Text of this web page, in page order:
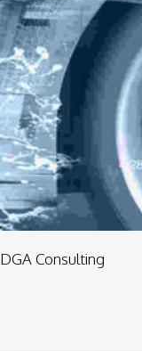
DGA Consulting